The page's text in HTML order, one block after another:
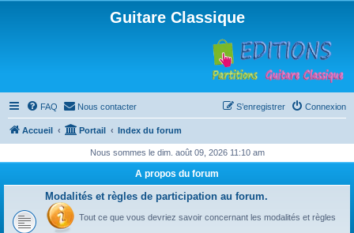
Guitare Classique
FAQ Nous contacter Connexion
S’enregistrer
Accueil Portail Index du forum
Nous sommes le dim. août 09, 2026 11:10 am
A propos du forum
Modalités et règles de participation au forum.
Tout ce que vous devriez savoir concernant les modalités et règles